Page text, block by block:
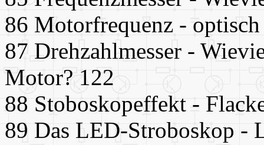
86 Motorfrequenz - optisch
87 Drehzahlmesser -
Motor? 122
88 Stoboskopeffekt -
89 Das LED-Stroboskop -